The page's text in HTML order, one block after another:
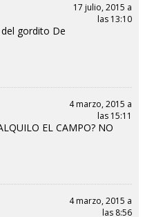
17 julio, 2015 a
las 13:10
gordito De
4 marzo, 2015 a
las 15:11
EL CAMPO? NO
4 marzo, 2015 a
las 8:56